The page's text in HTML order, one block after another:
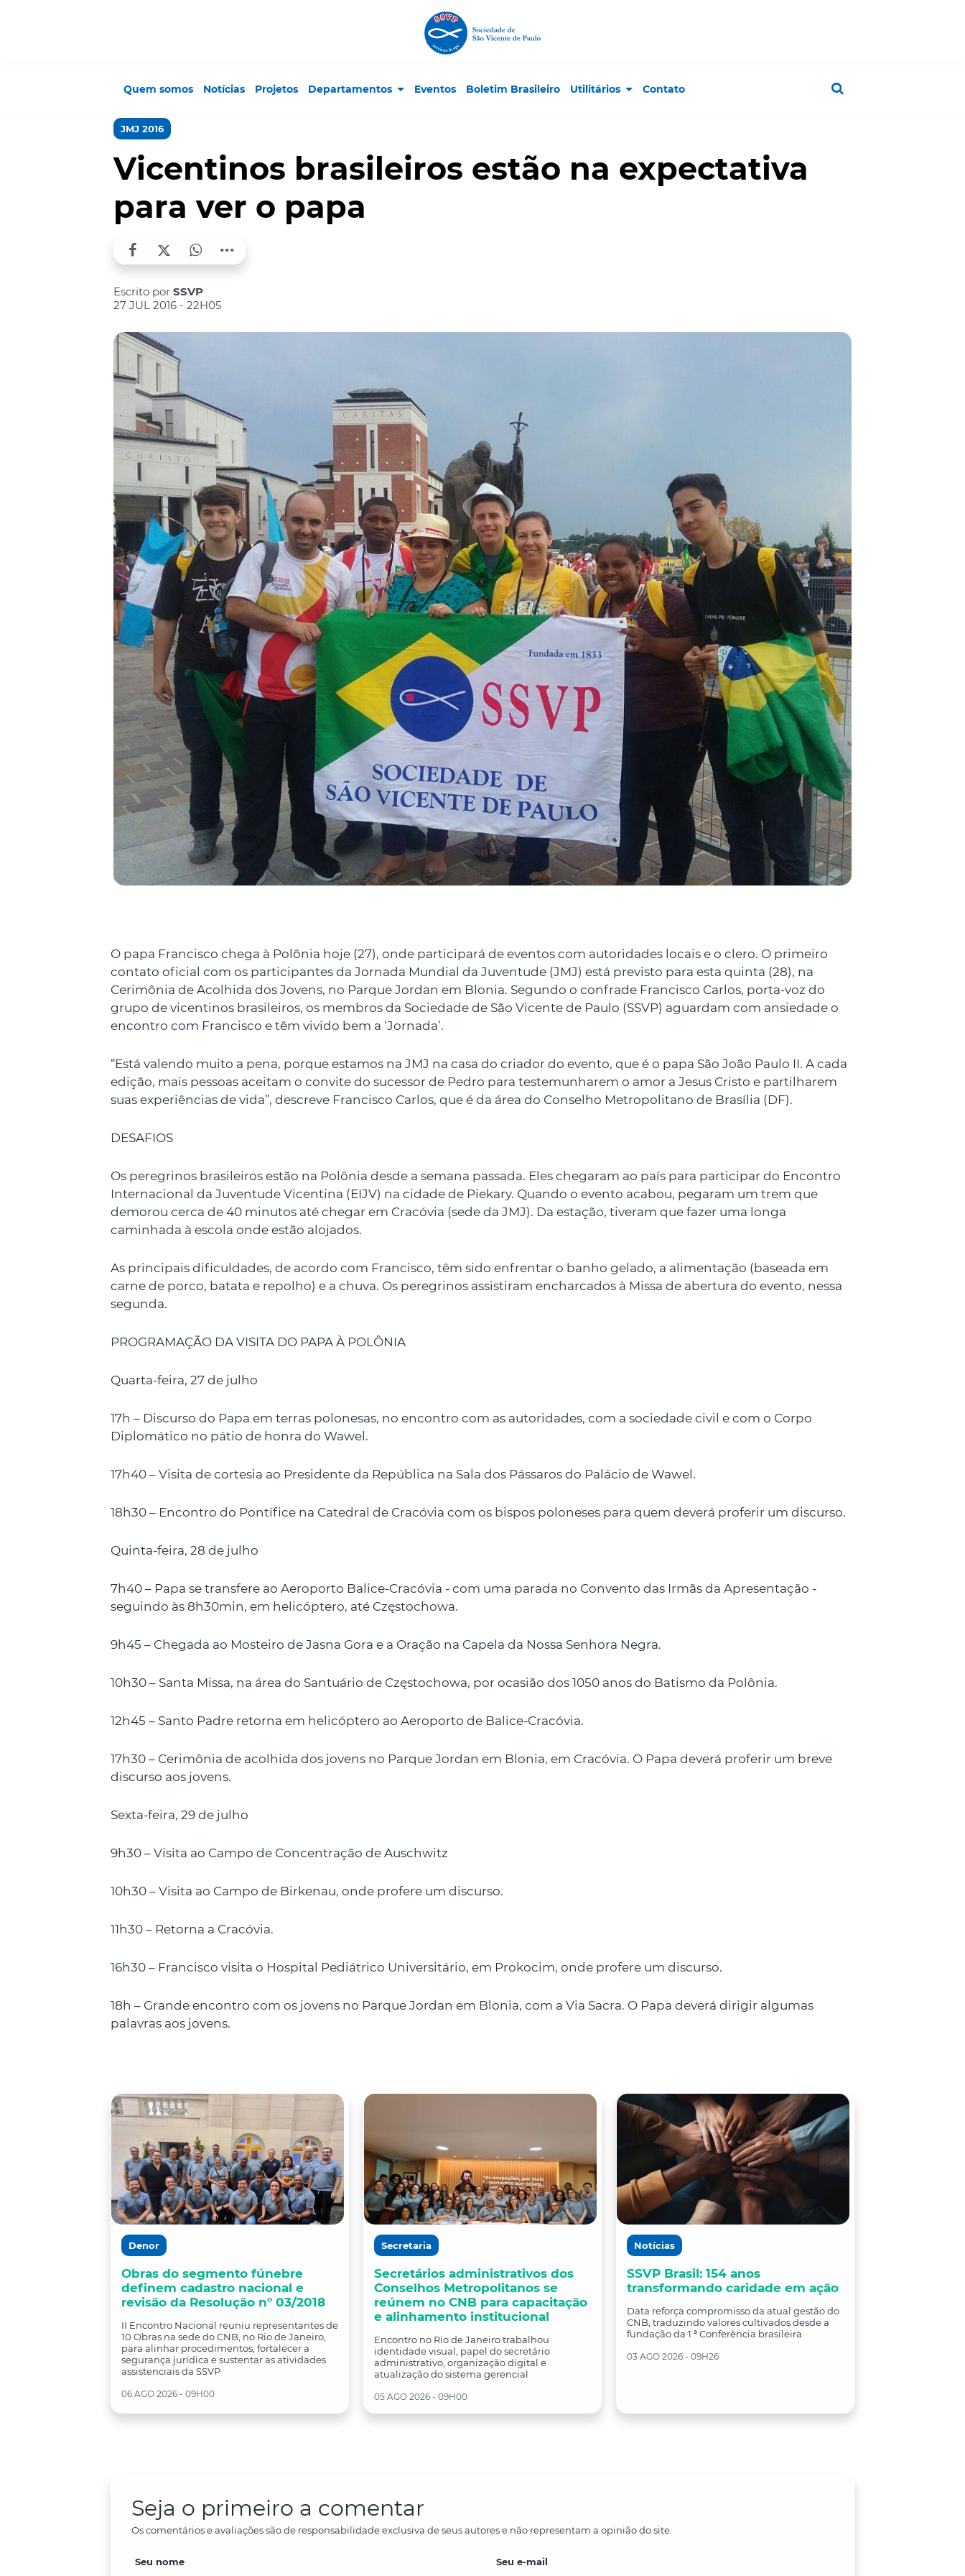
Quem somos Notícias Projetos Departamentos Eventos Boletim Brasileiro Utilitários Contato
JMJ 2016
Vicentinos brasileiros estão na expectativa
para ver o papa
Escrito por SSVP
27 JUL 2016 - 22H05
O papa Francisco chega à Polônia hoje (27), onde participará de eventos com autoridades locais e o clero. O primeiro
contato oficial com os participantes da Jornada Mundial da Juventude (JMJ) está previsto para esta quinta (28), na
Cerimônia de Acolhida dos Jovens, no Parque Jordan em Blonia. Segundo o confrade Francisco Carlos, porta-voz do
grupo de vicentinos brasileiros, os membros da Sociedade de São Vicente de Paulo (SSVP) aguardam com ansiedade o
encontro com Francisco e têm vivido bem a ‘Jornada’.
“Está valendo muito a pena, porque estamos na JMJ na casa do criador do evento, que é o papa São João Paulo II. A cada
edição, mais pessoas aceitam o convite do sucessor de Pedro para testemunharem o amor a Jesus Cristo e partilharem
suas experiências de vida”, descreve Francisco Carlos, que é da área do Conselho Metropolitano de Brasília (DF).
DESAFIOS
Os peregrinos brasileiros estão na Polônia desde a semana passada. Eles chegaram ao país para participar do Encontro
Internacional da Juventude Vicentina (EIJV) na cidade de Piekary. Quando o evento acabou, pegaram um trem que
demorou cerca de 40 minutos até chegar em Cracóvia (sede da JMJ). Da estação, tiveram que fazer uma longa
caminhada à escola onde estão alojados.
As principais dificuldades, de acordo com Francisco, têm sido enfrentar o banho gelado, a alimentação (baseada em
carne de porco, batata e repolho) e a chuva. Os peregrinos assistiram encharcados à Missa de abertura do evento, nessa
segunda.
PROGRAMAÇÃO DA VISITA DO PAPA À POLÔNIA
Quarta-feira, 27 de julho
17h – Discurso do Papa em terras polonesas, no encontro com as autoridades, com a sociedade civil e com o Corpo
Diplomático no pátio de honra do Wawel.
17h40 – Visita de cortesia ao Presidente da República na Sala dos Pássaros do Palácio de Wawel.
18h30 – Encontro do Pontífice na Catedral de Cracóvia com os bispos poloneses para quem deverá proferir um discurso.
Quinta-feira, 28 de julho
7h40 – Papa se transfere ao Aeroporto Balice-Cracóvia - com uma parada no Convento das Irmãs da Apresentação -
seguindo às 8h30min, em helicóptero, até Częstochowa.
9h45 – Chegada ao Mosteiro de Jasna Gora e a Oração na Capela da Nossa Senhora Negra.
10h30 – Santa Missa, na área do Santuário de Częstochowa, por ocasião dos 1050 anos do Batismo da Polônia.
12h45 – Santo Padre retorna em helicóptero ao Aeroporto de Balice-Cracóvia.
17h30 – Cerimônia de acolhida dos jovens no Parque Jordan em Blonia, em Cracóvia. O Papa deverá proferir um breve
discurso aos jovens.
Sexta-feira, 29 de julho
9h30 – Visita ao Campo de Concentração de Auschwitz
10h30 – Visita ao Campo de Birkenau, onde profere um discurso.
11h30 – Retorna a Cracóvia.
16h30 – Francisco visita o Hospital Pediátrico Universitário, em Prokocim, onde profere um discurso.
18h – Grande encontro com os jovens no Parque Jordan em Blonia, com a Via Sacra. O Papa deverá dirigir algumas
palavras aos jovens.
Denor
Obras do segmento fúnebre
definem cadastro nacional e
revisão da Resolução nº 03/2018
II Encontro Nacional reuniu representantes de
10 Obras na sede do CNB, no Rio de Janeiro,
para alinhar procedimentos, fortalecer a
segurança jurídica e sustentar as atividades
assistenciais da SSVP
06 AGO 2026 - 09H00
Secretaria
Secretários administrativos dos
Conselhos Metropolitanos se
reúnem no CNB para capacitação
e alinhamento institucional
Encontro no Rio de Janeiro trabalhou
identidade visual, papel do secretário
administrativo, organização digital e
atualização do sistema gerencial
05 AGO 2026 - 09H00
Notícias
SSVP Brasil: 154 anos
transformando caridade em ação
Data reforça compromisso da atual gestão do
CNB, traduzindo valores cultivados desde a
fundação da 1 ª Conferência brasileira
03 AGO 2026 - 09H26
Seja o primeiro a comentar
Os comentários e avaliações são de responsabilidade exclusiva de seus autores e não representam a opinião do site.
Seu nome Seu e-mail